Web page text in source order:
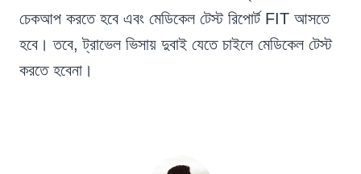
চেকআপ করতে হবে এবং মেডিকেল টেস্ট রিপোর্ট FIT আসতে
হবে। তবে, ট্রাভেল ভিসায় দুবাই যেতে চাইলে মেডিকেল টেস্ট
করতে হবেনা।